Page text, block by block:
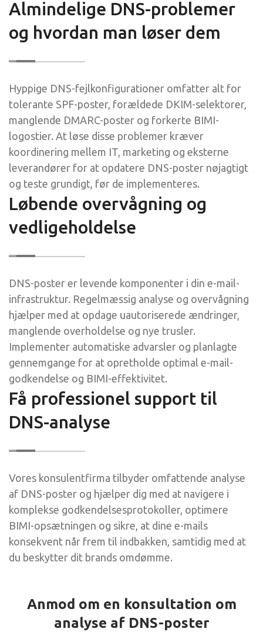
Almindelige DNS-problemer
og hvordan man løser dem
Hyppige DNS-fejlkonfigurationer omfatter alt for
tolerante SPF-poster, forældede DKIM-selektorer,
manglende DMARC-poster og forkerte BIMI-
logostier. At løse disse problemer kræver
koordinering mellem IT, marketing og eksterne
leverandører for at opdatere DNS-poster nøjagtigt
og teste grundigt, før de implementeres.
Løbende overvågning og
vedligeholdelse
DNS-poster er levende komponenter i din e-mail-
infrastruktur. Regelmæssig analyse og overvågning
hjælper med at opdage uautoriserede ændringer,
manglende overholdelse og nye trusler.
Implementer automatiske advarsler og planlagte
gennemgange for at opretholde optimal e-mail-
godkendelse og BIMI-effektivitet.
Få professionel support til
DNS-analyse
Vores konsulentfirma tilbyder omfattende analyse
af DNS-poster og hjælper dig med at navigere i
komplekse godkendelsesprotokoller, optimere
BIMI-opsætningen og sikre, at dine e-mails
konsekvent når frem til indbakken, samtidig med at
du beskytter dit brands omdømme.
Anmod om en konsultation om
analyse af DNS-poster